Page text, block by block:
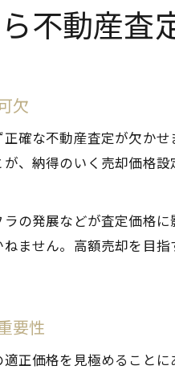
不動産査
欠
確な不動産査定が欠か
、納得のいく売却価格
の発展などが査定価格
ません。高額売却を目
要性
正価格を見極めること